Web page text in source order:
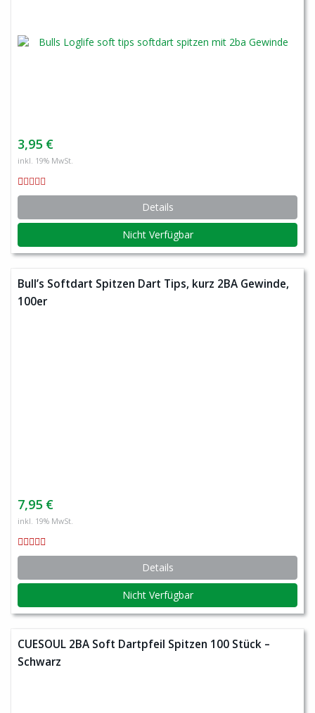
3,95 €
inkl. 19% MwSt.
Details
Nicht Verfügbar
Bull’s Softdart Spitzen Dart Tips, kurz 2BA Gewinde,
100er
7,95 €
inkl. 19% MwSt.
Details
Nicht Verfügbar
CUESOUL 2BA Soft Dartpfeil Spitzen 100 Stück –
Schwarz